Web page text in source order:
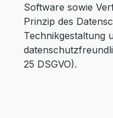
Software sowie
Prinzip des
Technikgestaltung
25 DSGVO).